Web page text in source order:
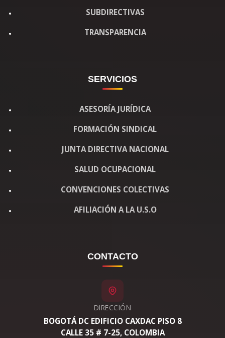
SUBDIRECTIVAS
TRANSPARENCIA
SERVICIOS
ASESORÍA JURÍDICA
FORMACIÓN SINDICAL
JUNTA DIRECTIVA NACIONAL
SALUD OCUPACIONAL
CONVENCIONES COLECTIVAS
AFILIACIÓN A LA U.S.O
CONTACTO
DIRECCIÓN
BOGOTÁ DC EDIFICIO CAXDAC PISO 8
CALLE 35 # 7-25, COLOMBIA